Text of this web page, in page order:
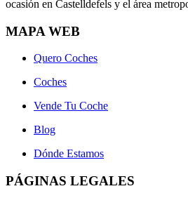
ocasión en Castelldefels y el área
MAPA WEB
Quero Coches
Coches
Vende Tu Coche
Blog
Dónde Estamos
PÁGINAS LEGALES